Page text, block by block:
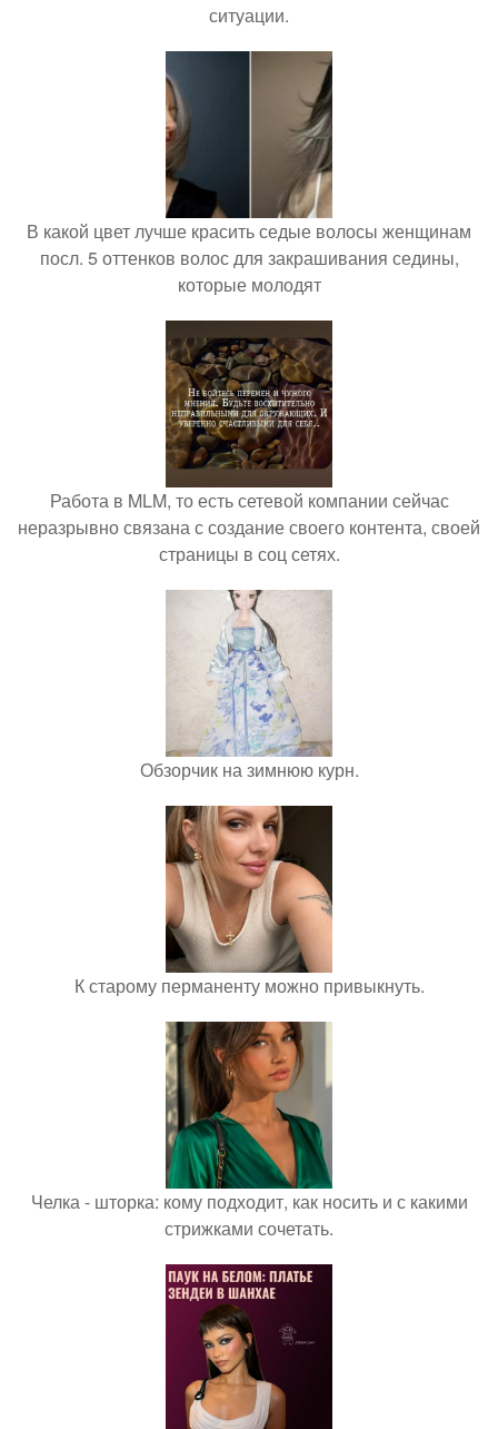
ситуации.
В какой цвет лучше красить седые волосы женщинам
посл. 5 оттенков волос для закрашивания седины,
которые молодят
Работа в MLM, то есть сетевой компании сейчас
неразрывно связана с создание своего контента, своей
страницы в соц сетях.
Обзорчик на зимнюю курн.
К старому перманенту можно привыкнуть.
Челка - шторка: кому подходит, как носить и с какими
стрижками сочетать.